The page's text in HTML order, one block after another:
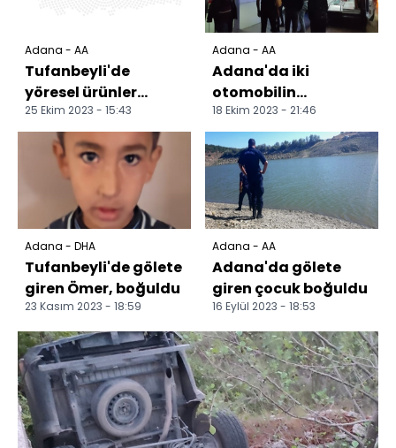
Adana - AA
Tufanbeyli'de
yöresel ürünler
pazar yerinin yapımı
tamamlandı
25 Ekim 2023 - 15:43
Adana - AA
Adana'da iki
otomobilin
çarpıştığı kazada 7
kişi yaralandı
18 Ekim 2023 - 21:46
Adana - DHA
Tufanbeyli'de gölete
giren Ömer, boğuldu
23 Kasım 2023 - 18:59
Adana - AA
Adana'da gölete
giren çocuk boğuldu
16 Eylül 2023 - 18:53